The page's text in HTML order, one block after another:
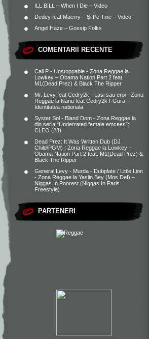
ILL BILL – When I Die – Video
Dedey feat Maerry – Şi Pe Tine – Video
Angel Haze – Gossip Folks
COMENTARII RECENTE
Cali P - Unstoppable - Zona Reggae la
Lowkey – Obama Nation Part 2 feat.
M1(Dead Prez) & Black The Ripper
Mr. Levy feat Cedry2k - Lasi sau eroi - Zona
Reggae la Nanu feat Cedry2k I-Gura –
Identitatea nationala
Syster Sol - Bland Dom - Zona Reggae la
din seria “Underrated female emcees”:
CLEO (23)
Dead Prez: It Was Written Dub (DJ
Child/PGM) | Zona Reggae la Lowkey –
Obama Nation Part 2 feat. M1(Dead Prez) &
Black The Ripper
General Levy - Murda - Dubplate / Little Lion
- Zona Reggae la Yasiin Bey (Mos Def) –
Niggas In Poorest (Niggas In Paris
Freestyle)
PARTENERI